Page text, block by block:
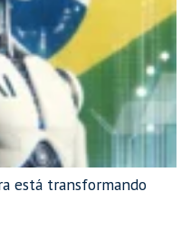
está transformando